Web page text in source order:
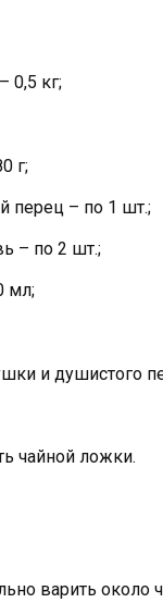
0,5 кг;
г;
перец – по 1 шт.;
– по 2 шт.;
мл;
и душистого
чайной ложки.
варить около